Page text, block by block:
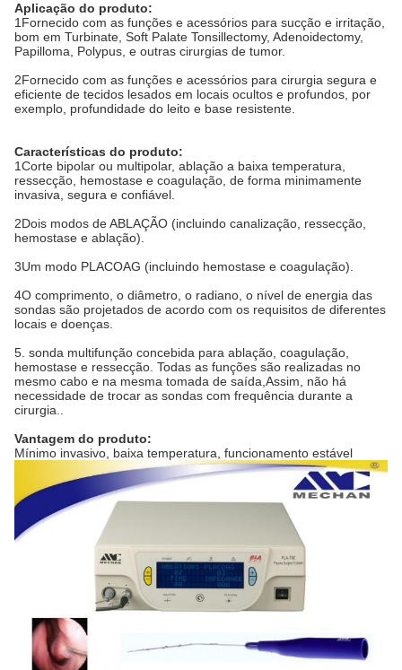
Aplicação do produto:
1Fornecido com as funções e acessórios para sucção e irritação,
bom em Turbinate, Soft Palate Tonsillectomy, Adenoidectomy,
Papilloma, Polypus, e outras cirurgias de tumor.
2Fornecido com as funções e acessórios para cirurgia segura e
eficiente de tecidos lesados em locais ocultos e profundos, por
exemplo, profundidade do leito e base resistente.
Características do produto:
1Corte bipolar ou multipolar, ablação a baixa temperatura,
ressecção, hemostase e coagulação, de forma minimamente
invasiva, segura e confiável.
2Dois modos de ABLAÇÃO (incluindo canalização, ressecção,
hemostase e ablação).
3Um modo PLACOAG (incluindo hemostase e coagulação).
4O comprimento, o diâmetro, o radiano, o nível de energia das
sondas são projetados de acordo com os requisitos de diferentes
locais e doenças.
5. sonda multifunção concebida para ablação, coagulação,
hemostase e ressecção. Todas as funções são realizadas no
mesmo cabo e na mesma tomada de saída,Assim, não há
necessidade de trocar as sondas com frequência durante a
cirurgia..
Vantagem do produto:
Mínimo invasivo, baixa temperatura, funcionamento estável